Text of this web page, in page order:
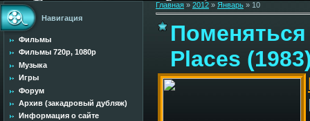
Навигация
Фильмы
Фильмы 720p, 1080p
Музыка
Игры
Форум
Архив (закадровый дубляж)
Информация о сайте
Главная » 2012 » Январь » 10
Places